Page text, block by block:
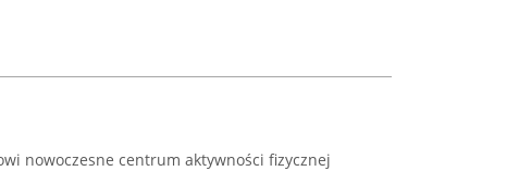
nowoczesne centrum aktywności fizycznej